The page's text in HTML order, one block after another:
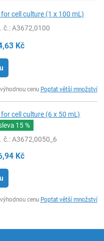
cell culture (1 x 100 mL)
č.: A3672,0100
Kč
cenu Poptat větší množství
cell culture (6 x 50 mL)
15 %
č.: A3672,0050_6
Kč
cenu Poptat větší množství